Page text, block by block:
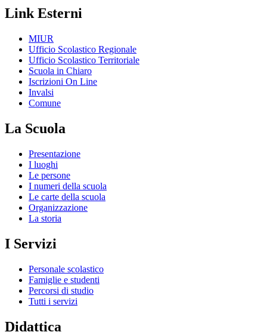
Link Esterni
MIUR
Ufficio Scolastico Regionale
Ufficio Scolastico Territoriale
Scuola in Chiaro
Iscrizioni On Line
Invalsi
Comune
La Scuola
Presentazione
I luoghi
Le persone
I numeri della scuola
Le carte della scuola
Organizzazione
La storia
I Servizi
Personale scolastico
Famiglie e studenti
Percorsi di studio
Tutti i servizi
Didattica